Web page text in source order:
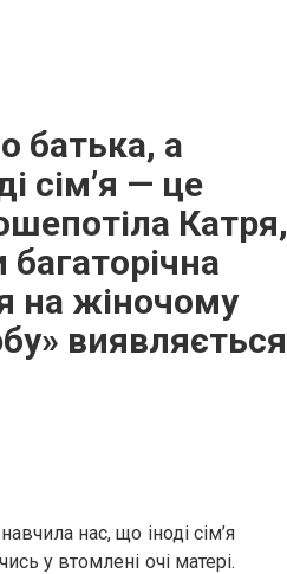
батька, а
сім’я — це
Катря,
на жіночому
виявляється
нас, що іноді сім’я
у втомлені очі матері.